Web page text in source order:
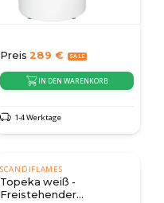
Preis 289 €
IN DEN WARENKORB
1-4 Werktage
SCANDIFLAMES
Topeka weiß -
Freistehender